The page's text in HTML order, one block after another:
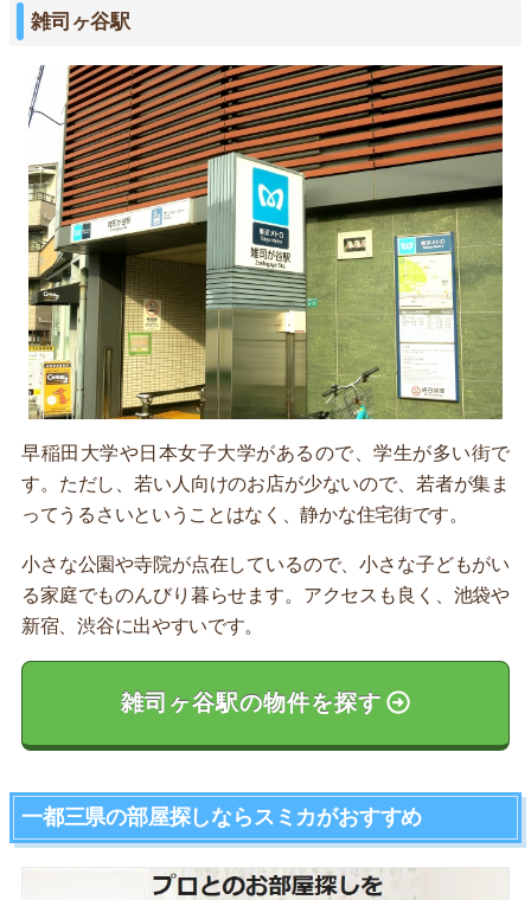
雑司ヶ谷駅
早稲田大学や日本女子大学があるので、学生が多い街で
す。ただし、若い人向けのお店が少ないので、若者が集ま
ってうるさいということはなく、静かな住宅街です。
小さな公園や寺院が点在しているので、小さな子どもがい
る家庭でものんびり暮らせます。アクセスも良く、池袋や
新宿、渋谷に出やすいです。
雑司ヶ谷駅の物件を探す
一都三県の部屋探しならスミカがおすすめ